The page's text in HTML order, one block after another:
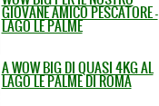
GIOVANE AMICO PESCATORE -
LAGO LE PALME
A WOW BIG DI QUASI 4KG AL
LAGO LE PALME DI ROMA